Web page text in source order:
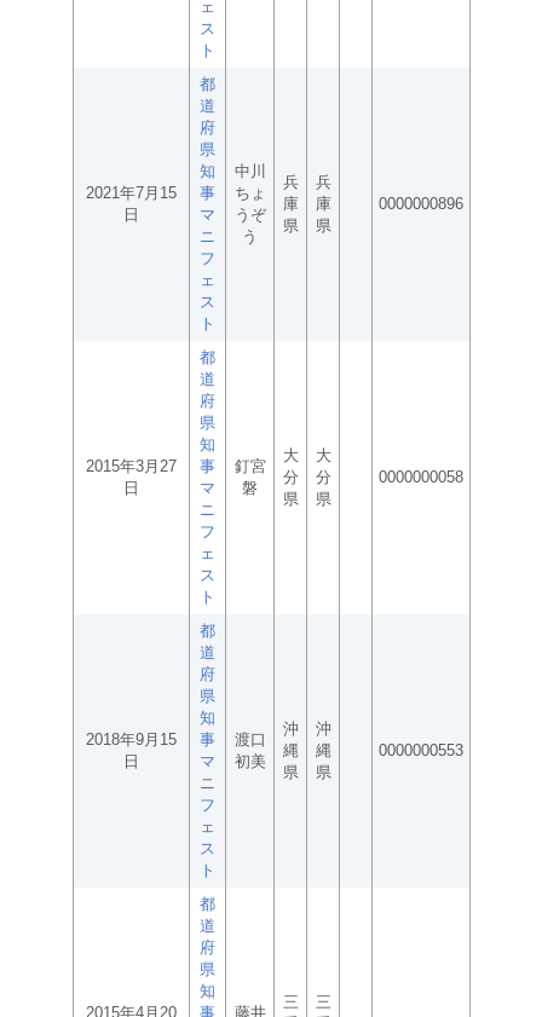
ェ
ス
ト
2021年7月15
日
都
道
府
県
知
事
マ
ニ
フ
ェ
ス
ト
中川
ちょ
うぞ
う
兵
庫
県
兵
庫
県
0000000896
2015年3月27
日
都
道
府
県
知
事
マ
ニ
フ
ェ
ス
ト
釘宮
磐
大
分
県
大
分
県
0000000058
2018年9月15
日
都
道
府
県
知
事
マ
ニ
フ
ェ
ス
ト
渡口
初美
沖
縄
県
沖
縄
県
0000000553
2015年4月20
都
道
府
県
知
事
藤井
三
三